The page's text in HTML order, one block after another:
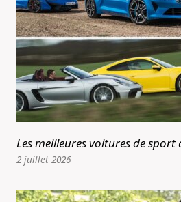
Les meilleures voitures de sport
2 juillet 2026